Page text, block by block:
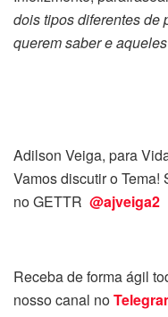
dois tipos diferentes de
querem saber e
Adilson Veiga, para
Vamos discutir o Tema!
no GETTR @ajveiga2
Receba de forma ágil
nosso canal no